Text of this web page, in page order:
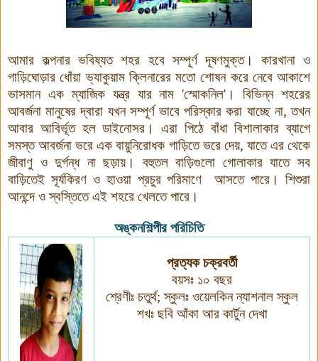
আমার কল্পনার ভবিষ্যত শহর হবে সম্পূর্ণ দূষণমুক্ত। কারখানা ও
গাড়িঘোড়ার ধোঁয়া ভ্যাকুয়াম ক্লিনারের মতো শোষন করে নেবে আকাশে
ভাসমান এক ম্যাজিক যন্ত্র যার নাম'স্মোকনিল' ।বিভিন্ন শহরের
আবর্জনা মানুষের দ্বারা যখন সম্পূর্ণ ভাবে পরিস্কার করা যাচ্ছে না,তখন
আবার আবির্ভূত হল ডাইনোসর। এরা পিঠে বাঁধা বিশালাকার ব্যাগে
সমস্ত আবর্জনা ভরে এক বায়ুনিরোধক গাড়িতে ভরে দেয়, যাতে এর থেকে
জীবাণু ও দুর্গন্ধ না ছড়ায়। বহুতল বাড়িগুলো গোলাকার যাতে সব
বাড়িতেই সূর্যকিরণ ও হাওয়া প্রচুর পরিমাণে
আসতে পারে। শিশুরা
আনন্দে ও স্বস্তিতে এই শহরে খেলতে পারে।
অঙ্কনশিল্পীর পরিচিতি
প্রত্যক চক্রবর্তী
বয়সঃ ১০ বছর
শ্রেণীঃ চতুর্থ;স্কুলঃ ওয়েলকিন ন্যাশনাল স্কুল
শখঃ ছবি আঁকা আর কার্টুন দেখা